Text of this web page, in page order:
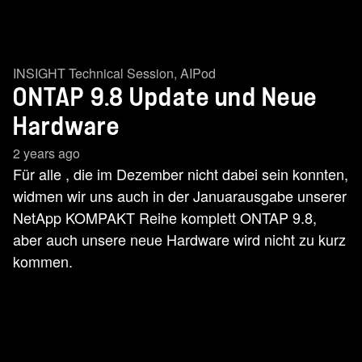
INSIGHT Technical Session, AIPod
ONTAP 9.8 Update und Neue
Hardware
2 years ago
Für alle , die im Dezember nicht dabei sein konnten,
widmen wir uns auch in der Januarausgabe unserer
NetApp KOMPAKT Reihe komplett ONTAP 9.8,
aber auch unsere neue Hardware wird nicht zu kurz
kommen.